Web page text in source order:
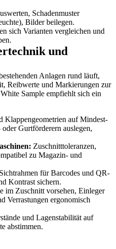
Schadenmuster
Bilder beilegen.
sich Varianten vergleichen und
und
Anlagen rund läuft,
Reibwerte und Markierungen zur
Sample empfiehlt sich ein
Klappengeometrien auf Mindest-
Gurtförderern auslegen,
Zuschnitttoleranzen,
zu Magazin- und
Sichtrahmen für Barcodes und QR-
Kontrast sichern.
im Zuschnitt vorsehen, Einleger
Verrastungen ergonomisch
und Lagenstabilität auf
abstimmen.